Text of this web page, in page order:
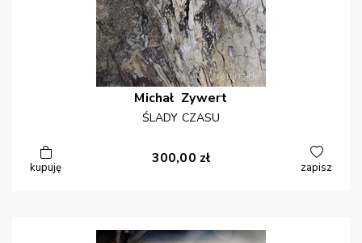
Michał Zywert
ŚLADY CZASU
kupuję
300,00 zł
zapisz